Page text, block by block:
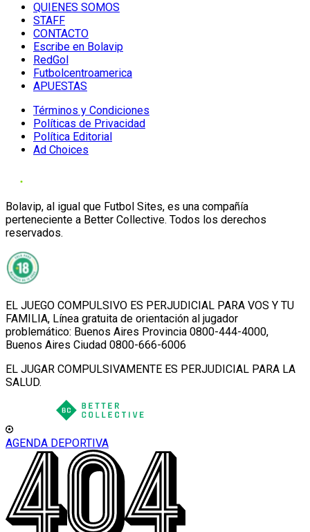
QUIENES SOMOS
STAFF
CONTACTO
Escribe en Bolavip
RedGol
Futbolcentroamerica
APUESTAS
Términos y Condiciones
Políticas de Privacidad
Política Editorial
Ad Choices
Bolavip, al igual que Futbol Sites, es una compañía
perteneciente a Better Collective. Todos los derechos
reservados.
EL JUEGO COMPULSIVO ES PERJUDICIAL PARA VOS Y TU
FAMILIA, Línea gratuita de orientación al jugador
problemático: Buenos Aires Provincia 0800-444-4000,
Buenos Aires Ciudad 0800-666-6006
EL JUGAR COMPULSIVAMENTE ES PERJUDICIAL PARA LA
SALUD.
AGENDA DEPORTIVA